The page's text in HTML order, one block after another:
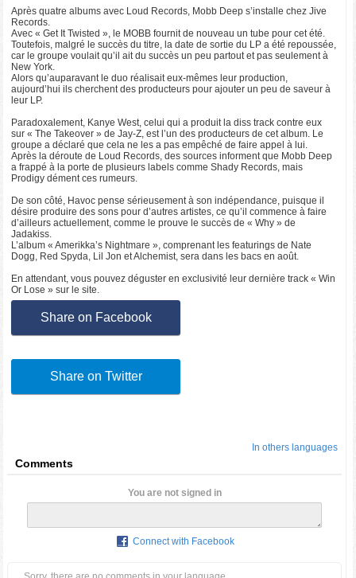
Après quatre albums avec Loud Records, Mobb Deep s’installe chez Jive
Records.
Avec « Get It Twisted », le MOBB fournit de nouveau un tube pour cet été.
Toutefois, malgré le succès du titre, la date de sortie du LP a été repoussée,
car le groupe voulait qu’il ait du succès un peu partout et pas seulement à
New York.
Alors qu’auparavant le duo réalisait eux-mêmes leur production,
aujourd’hui ils cherchent des producteurs pour ajouter un peu de saveur à
leur LP.
Paradoxalement, Kanye West, celui qui a produit la diss track contre eux
sur « The Takeover » de Jay-Z, est l’un des producteurs de cet album. Le
groupe a déclaré que cela ne les a pas empêché de faire appel à lui.
Après la déroute de Loud Records, des sources informent que Mobb Deep
a frappé à la porte de plusieurs labels comme Shady Records, mais
Prodigy dément ces rumeurs.
De son côté, Havoc pense sérieusement à son indépendance, puisque il
désire produire des sons pour d’autres artistes, ce qu’il commence à faire
d’ailleurs actuellement, comme le prouve le succès de « Why » de
Jadakiss.
L’album « Amerikka’s Nightmare », comprenant les featurings de Nate
Dogg, Red Spyda, Lil Jon et Alchemist, sera dans les bacs en août.
En attendant, vous pouvez déguster en exclusivité leur dernière track « Win
Or Lose » sur le site.
Share on Facebook
Share on Twitter
In others languages
Comments
You are not signed in
Connect with Facebook